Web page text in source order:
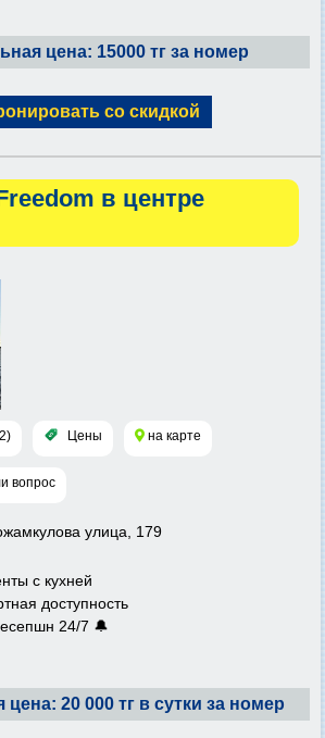
цена: 15000 тг за номер
со скидкой
в центре
Цены на карте
вопрос
улица, 179
с кухней
доступность
24/7 🔔
20 000 тг в сутки за номер